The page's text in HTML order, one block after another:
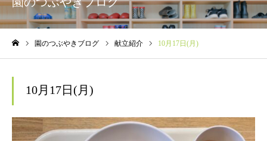
園のつぶやきブログ 献立紹介 10月17日(月)
10月17日(月)